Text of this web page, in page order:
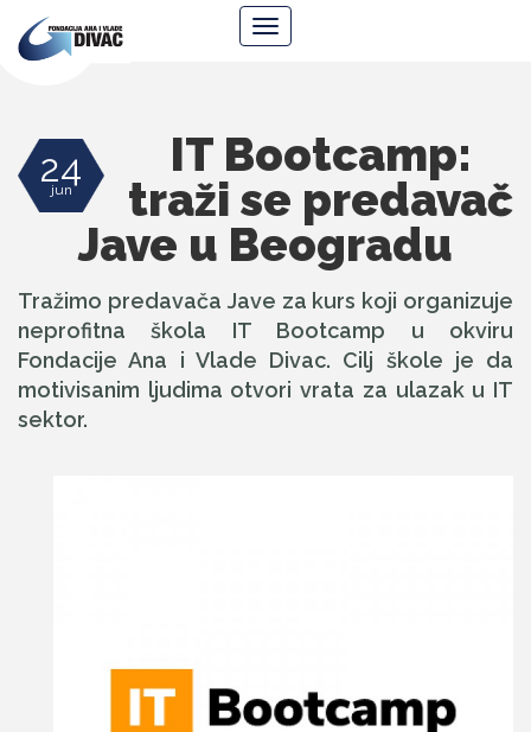
Ana
Navigacija
24
jun
IT Bootcamp:
traži se predavač
Jave u Beogradu
Tražimo predavača Jave za kurs koji organizuje
neprofitna škola IT Bootcamp u okviru
Fondacije Ana i Vlade Divac. Cilj škole je da
motivisanim ljudima otvori vrata za ulazak u IT
sektor.